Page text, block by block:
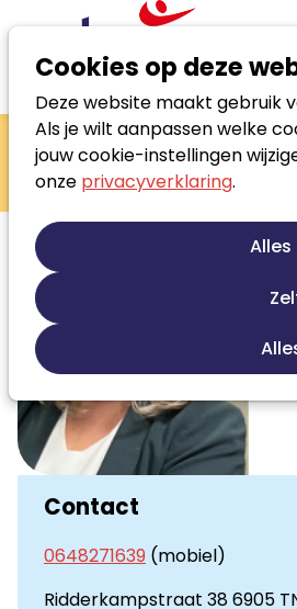
Cookies op deze
Deze website maakt gebruik
Als je wilt aanpassen welke
jouw cookie-instellingen
onze privacyverklaring.
Zoek loopbaanspecialist
Maaike Jansen
Jobcoaching
Contact
0648271639 (mobiel)
Ridderkampstraat 38 6905